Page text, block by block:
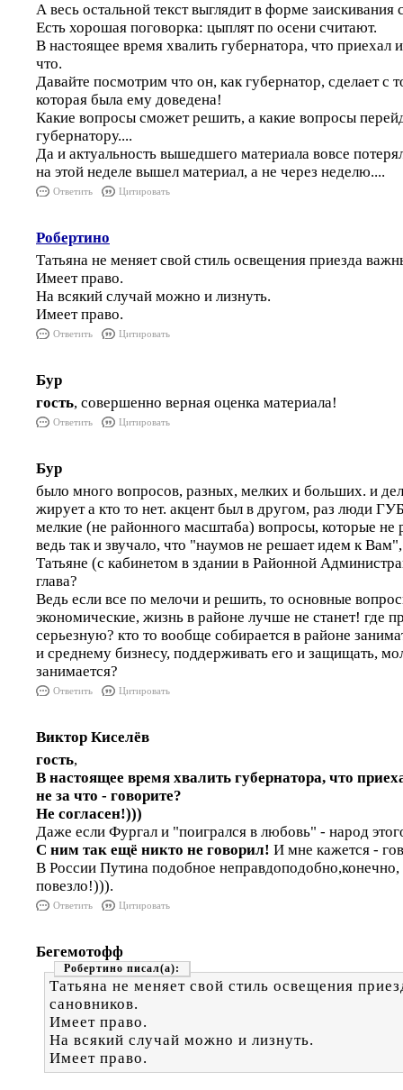
А весь остальной текст выглядит в форме
Есть хорошая поговорка: цыплят по осени считают.
В настоящее время хвалить губернатора, что приехал
что.
Давайте посмотрим что он, как губернатор, сделает с
которая была ему доведена!
Какие вопросы сможет решить, а какие вопросы
губернатору....
Да и актуальность вышедшего материала вовсе
на этой неделе вышел материал, а не через неделю....
Ответить Цитировать
Робертино
Татьяна не меняет свой стиль освещения приезда
Имеет право.
На всякий случай можно и лизнуть.
Имеет право.
Ответить Цитировать
Бур
гость, совершенно верная оценка материала!
Ответить Цитировать
Бур
было много вопросов, разных, мелких и больших. и
жирует а кто то нет. акцент был в другом, раз люди
мелкие (не районного масштаба) вопросы, которые не
ведь так и звучало, что "наумов не решает идем к
Татьяне (с кабинетом в здании в Районной
глава?
Ведь если все по мелочи и решить, то основные
экономические, жизнь в районе лучше не станет! где
серьезную? кто то вообще собирается в районе
и среднему бизнесу, поддерживать его и защищать,
занимается?
Ответить Цитировать
Виктор Киселёв
гость,
В настоящее время хвалить губернатора, что
не за что - говорите?
Не согласен!)))
Даже если Фургал и "поигрался в любовь" - народ
С ним так ещё никто не говорил! И мне кажется -
В России Путина подобное
повезло!))).
Ответить Цитировать
Бегемотофф
Робертино
Татьяна не меняет свой стиль освещения
сановников.
Имеет право.
На всякий случай можно и лизнуть.
Имеет право.